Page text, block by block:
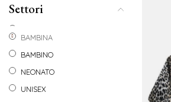
Settori
BAMBINA
BAMBINO
NEONATO
UNISEX